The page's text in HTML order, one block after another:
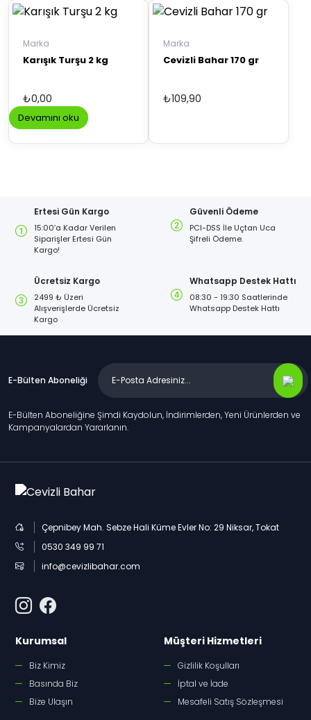
Marka
Karışık Turşu 2 kg
₺0,00
Devamını oku
Marka
Cevizli Bahar 170 gr
₺109,90
Ertesi Gün Kargo
15:00’a Kadar Verilen
Siparişler Ertesi Gün
Kargo!
Güvenli Ödeme
PCI-DSS İle Uçtan Uca
Şifreli Ödeme.
Ücretsiz Kargo
2499 ₺ Üzeri
Alışverişlerde Ücretsiz
Kargo
Whatsapp Destek Hattı
08:30 - 19:30 Saatlerinde
Whatsapp Destek Hattı
E-Bülten Aboneliği
E-Bülten Aboneliğine Şimdi Kaydolun, İndirimlerden, Yeni Ürünlerden ve
Kampanyalardan Yararlanın.
Çepnibey Mah. Sebze Hali Küme Evler No: 29 Niksar, Tokat
0530 349 99 71
info@cevizlibahar.com
Kurumsal
Biz Kimiz
Basında Biz
Bize Ulaşın
Müşteri Hizmetleri
Gizlilik Koşulları
İptal ve İade
Mesafeli Satış Sözleşmesi